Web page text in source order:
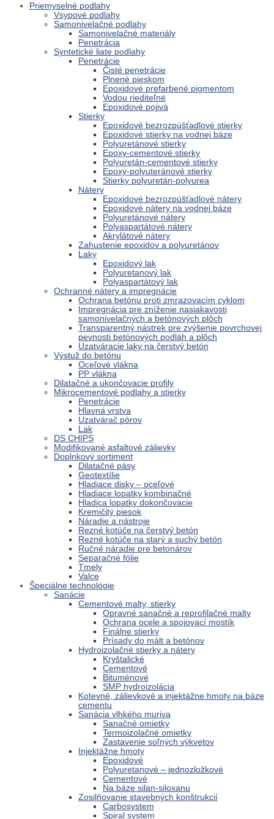
Priemyselné podlahy
Vsypové podlahy
Samonivelačné podlahy
Samonivelačné materiály
Penetrácia
Syntetické liate podlahy
Penetrácie
Čisté penetrácie
Plnené pieskom
Epoxidové prefarbené pigmentom
Vodou riediteľné
Epoxidové pojivá
Stierky
Epoxidové bezrozpúšťadlové stierky
Epoxidové stierky na vodnej báze
Polyuretánové stierky
Epoxy-cementové stierky
Polyuretán-cementové stierky
Epoxy-polyuteránové stierky
Stierky polyuretán-polyurea
Nátery
Epoxidové bezrozpúšťadlové nátery
Epoxidové nátery na vodnej báze
Polyuretánové nátery
Polyaspartátové nátery
Akrylátové nátery
Zahustenie epoxidov a polyuretánov
Laky
Epoxidový lak
Polyuretanový lak
Polyaspartátový lak
Ochranné nátery a impregnácie
Ochrana betónu proti zmrazovacím cyklom
Impregnácia pre zníženie nasiakavosti
samonivelačných a betónových plôch
Transparentný nástrek pre zvýšenie povrchovej
pevnosti betónových podláh a plôch
Uzatváracie laky na čerstvý betón
Výstuž do betónu
Oceľové vlákna
PP vlákna
Dilatačné a ukončovacie profily
Mikrocementové podlahy a stierky
Penetrácie
Hlavná vrstva
Uzatvárač pórov
Lak
DS CHIPS
Modifikované asfaltové zálievky
Doplnkový sortiment
Dilatačné pásy
Geotextílie
Hladiace disky – oceľové
Hladiace lopatky kombinačné
Hladica lopatky dokončovacie
Kremičitý piesok
Náradie a nástroje
Rezné kotúče na čerstvý betón
Rezné kotúče na starý a suchý betón
Ručné náradie pre betonárov
Separačné fólie
Tmely
Valce
Špeciálne technológie
Sanácie
Cementové malty, stierky
Opravné sanačné a reprofilačné malty
Ochrana ocele a spojovací mostík
Finálne stierky
Prísady do mált a betónov
Hydroizolačné stierky a nátery
Kryštalické
Cementové
Bituménové
SMP hydroizolácia
Kotevné, zálievkové a injektážne hmoty na báze
cementu
Sanácia vlhkého muriva
Sanačné omietky
Termoizolačné omietky
Zastavenie soľných výkvetov
Injektážne hmoty
Epoxidové
Polyuretanové – jednozložkové
Cementové
Na báze silan-siloxanu
Zosilňovanie stavebných konštrukcií
Carbosystem
Spiral system